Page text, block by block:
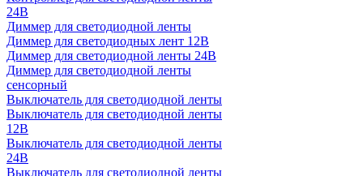
24В
Диммер для светодиодной ленты
Диммер для светодиодных лент 12В
Диммер для светодиодной ленты 24В
Диммер для светодиодной ленты
сенсорный
Выключатель для светодиодной ленты
Выключатель для светодиодной ленты
12В
Выключатель для светодиодной ленты
24В
Выключатель для светодиодной ленты